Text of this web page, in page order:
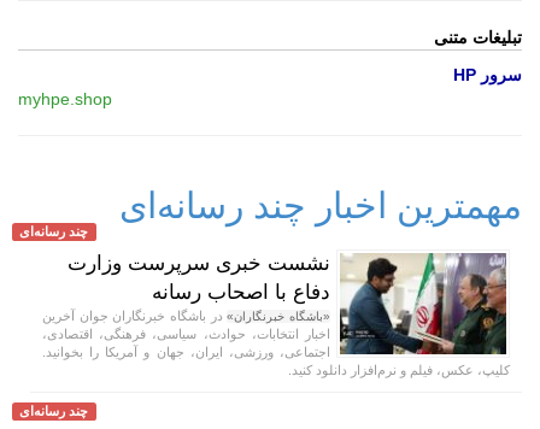
تبلیغات متنی
سرور HP
myhpe.shop
مهمترین اخبار چند رسانه‌ای
چند رسانه‌ای
نشست خبری سرپرست وزارت
دفاع با اصحاب رسانه
«باشگاه خبرنگاران»در باشگاه خبرنگاران جوان آخرین
اخبار انتخابات، حوادث، سیاسی، فرهنگی، اقتصادی،
اجتماعی، ورزشی، ایران، جهان و آمریکا را بخوانید.
کلیپ، عکس، فیلم و نرم‌افزار دانلود کنید.
چند رسانه‌ای